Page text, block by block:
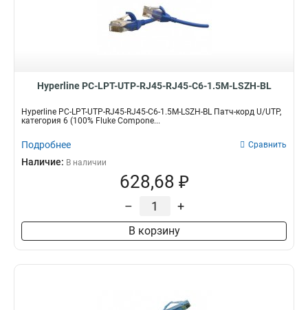
Hyperline PC-LPT-UTP-RJ45-RJ45-C6-1.5M-LSZH-BL
Hyperline PC-LPT-UTP-RJ45-RJ45-C6-1.5M-LSZH-BL Патч-корд U/UTP,
категория 6 (100% Fluke Compone...
Подробнее Сравнить
Наличие: В наличии
628,68 ₽
– +
В корзину